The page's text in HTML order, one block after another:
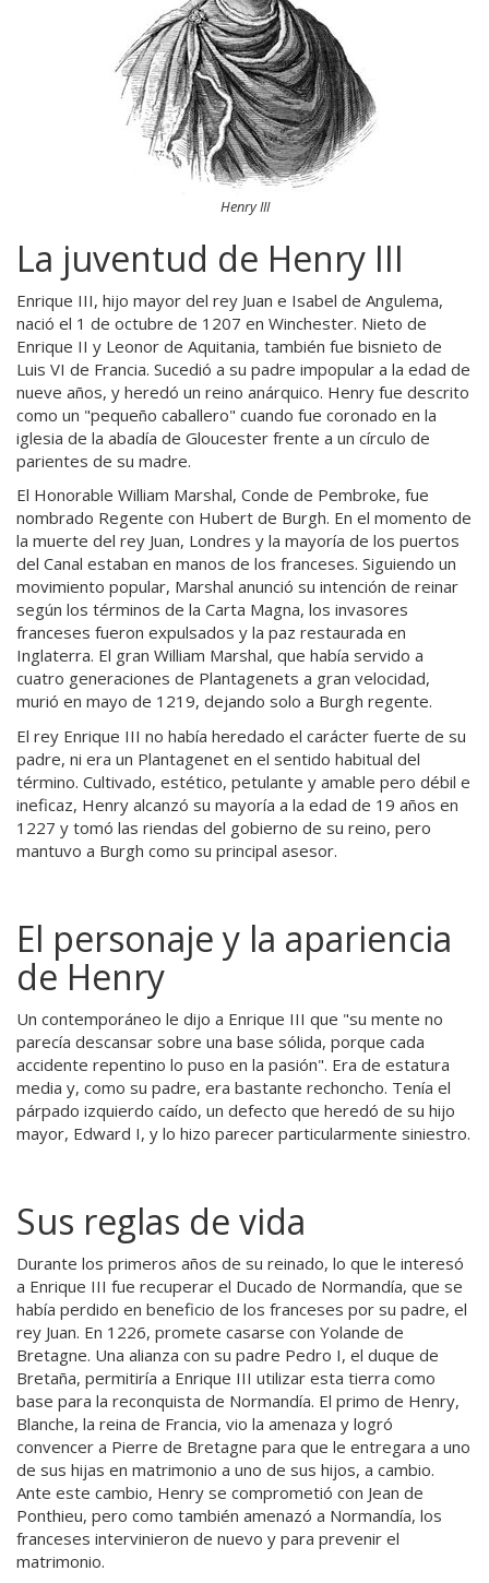
Henry III
La juventud de Henry III
Enrique III, hijo mayor del rey Juan e Isabel de Angulema,
nació el 1 de octubre de 1207 en Winchester. Nieto de
Enrique II y Leonor de Aquitania, también fue bisnieto de
Luis VI de Francia. Sucedió a su padre impopular a la edad de
nueve años, y heredó un reino anárquico. Henry fue descrito
como un "pequeño caballero" cuando fue coronado en la
iglesia de la abadía de Gloucester frente a un círculo de
parientes de su madre.
El Honorable William Marshal, Conde de Pembroke, fue
nombrado Regente con Hubert de Burgh. En el momento de
la muerte del rey Juan, Londres y la mayoría de los puertos
del Canal estaban en manos de los franceses. Siguiendo un
movimiento popular, Marshal anunció su intención de reinar
según los términos de la Carta Magna, los invasores
franceses fueron expulsados ​​y la paz restaurada en
Inglaterra. El gran William Marshal, que había servido a
cuatro generaciones de Plantagenets a gran velocidad,
murió en mayo de 1219, dejando solo a Burgh regente.
El rey Enrique III no había heredado el carácter fuerte de su
padre, ni era un Plantagenet en el sentido habitual del
término. Cultivado, estético, petulante y amable pero débil e
ineficaz, Henry alcanzó su mayoría a la edad de 19 años en
1227 y tomó las riendas del gobierno de su reino, pero
mantuvo a Burgh como su principal asesor.
El personaje y la apariencia
de Henry
Un contemporáneo le dijo a Enrique III que "su mente no
parecía descansar sobre una base sólida, porque cada
accidente repentino lo puso en la pasión". Era de estatura
media y, como su padre, era bastante rechoncho. Tenía el
párpado izquierdo caído, un defecto que heredó de su hijo
mayor, Edward I, y lo hizo parecer particularmente siniestro.
Sus reglas de vida
Durante los primeros años de su reinado, lo que le interesó
a Enrique III fue recuperar el Ducado de Normandía, que se
había perdido en beneficio de los franceses por su padre, el
rey Juan. En 1226, promete casarse con Yolande de
Bretagne. Una alianza con su padre Pedro I, el duque de
Bretaña, permitiría a Enrique III utilizar esta tierra como
base para la reconquista de Normandía. El primo de Henry,
Blanche, la reina de Francia, vio la amenaza y logró
convencer a Pierre de Bretagne para que le entregara a uno
de sus hijas en matrimonio a uno de sus hijos, a cambio.
Ante este cambio, Henry se comprometió con Jean de
Ponthieu, pero como también amenazó a Normandía, los
franceses intervinieron de nuevo y para prevenir el
matrimonio.